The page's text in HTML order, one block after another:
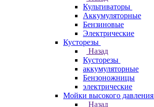
Культиваторы
Аккумуляторные
Бензиновые
Электрические
Кусторезы
Назад
Кусторезы
аккумуляторные
Бензоножницы
электрические
Мойки высокого давления
Назад